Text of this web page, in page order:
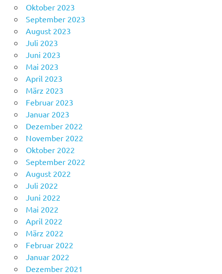
Oktober 2023
September 2023
August 2023
Juli 2023
Juni 2023
Mai 2023
April 2023
März 2023
Februar 2023
Januar 2023
Dezember 2022
November 2022
Oktober 2022
September 2022
August 2022
Juli 2022
Juni 2022
Mai 2022
April 2022
März 2022
Februar 2022
Januar 2022
Dezember 2021